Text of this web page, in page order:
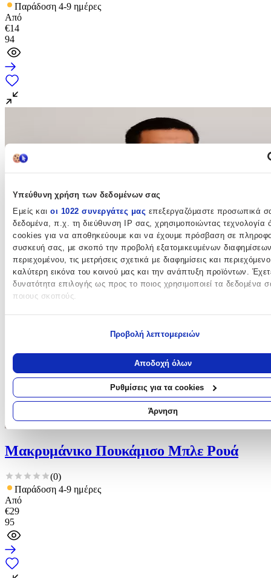
Υπεύθυνη χρήση των δεδομένων σας
Εμείς και οι 1022 συνεργάτες μας επεξεργαζόμαστε προσωπικά
δεδομένα, π.χ. τη διεύθυνση IP σας, χρησιμοποιώντας τεχνολογία
cookies για να αποθηκεύουμε και να έχουμε πρόσβαση σε
συσκευή σας, με σκοπό την προβολή εξατομικευμένων
περιεχομένου, τις μετρήσεις σχετικά με διαφημίσεις και
καλύτερη εικόνα του κοινού μας και την ανάπτυξη προϊόντων.
δυνατότητα επιλογής ως προς το ποιος χρησιμοποιεί τα δεδομένα
ποιους σκοπούς.
Να συλλέξουμε πληροφορίες σχετικά με τη γεωγραφική σας
Να αναγνωρίσουμε τη συσκευή σας σαρώνοντας ενεργά για
συγκεκριμένα χαρακτηριστικά (δακτυλικό αποτύπωμα)
Μάθετε περισσότερα σχετικά με τον τρόπο επεξεργασίας των
σας δεδομένων και καθορίστε τις προτιμήσεις σας στηνενότητα
. Μπορείτε να αλλάξετε ή να ανακαλέσετε τη
σας ανά πάσα στιγμή από τη Δήλωση Cookies.
Χρησιμοποιούμε cookies ώστε η τοποθεσία μας να λειτουργεί
εξατομικεύουμε περιεχόμενο και διαφημίσεις, να παρέχουμε
1022 συνεργάτες μας επεξεργαζόμαστε προσωπικά σας δεδομένα,
διεύθυνση IP σας, χρησιμοποιώντας τεχνολογία όπως cookies για
αποθηκεύουμε και να έχουμε πρόσβαση σε πληροφορίες στη
σκοπό την προβολή εξατομικευμένων διαφημίσεων και
μετρήσεις σχετικά με διαφημίσεις και περιεχόμενο, την καλύτερη
κοινού μας και την ανάπτυξη προϊόντων. Επίσης, κοινοποιούμε
σχετικά με την από μέρους σας χρήση της τοποθεσίας μας στους
μέσων κοινωνικής δικτύωσης, διαφημίσεων και ανάλυσης.
Προβολή λεπτομερειών
Αποδοχή όλων
Ρυθμίσεις για τα cookies
Άρνηση
Παράδοση 4-9 ημέρες
Από
€14
94
Μακρυμάνικo Πουκάμισο Μπλε Ρουά
(0)
Παράδοση 4-9 ημέρες
Από
€29
95